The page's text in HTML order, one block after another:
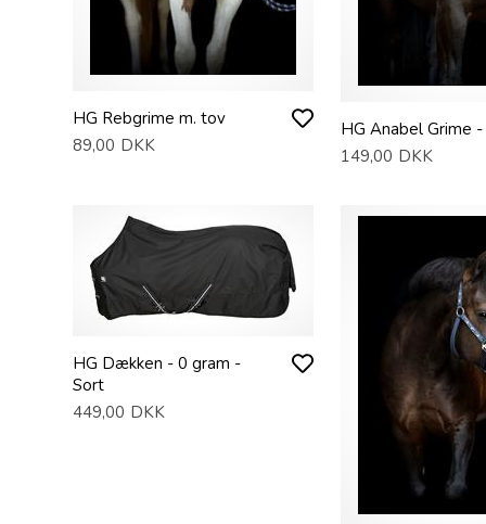
HG Rebgrime m. tov
89,00 DKK
HG Anabel Grime
149,00 DKK
HG Dækken - 0 gram -
Sort
449,00 DKK